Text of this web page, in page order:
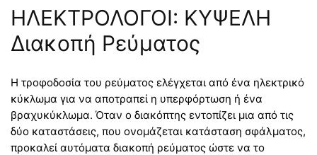
ΗΛΕΚΤΡΟΛΟΓΟΙ: ΚΥΨΕΛΗ
Διακοπή Ρεύματος
Η τροφοδοσία του ρεύματος ελέγχεται από ένα ηλεκτρικό
κύκλωμα για να αποτραπεί η υπερφόρτωση ή ένα
βραχυκύκλωμα. Όταν ο διακόπτης εντοπίζει μια από τις
δύο καταστάσεις, που ονομάζεται κατάσταση σφάλματος,
προκαλεί αυτόματα διακοπή ρεύματος ώστε να το